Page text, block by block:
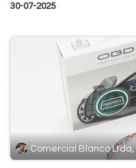
30-07-2025
Comercial Blanco